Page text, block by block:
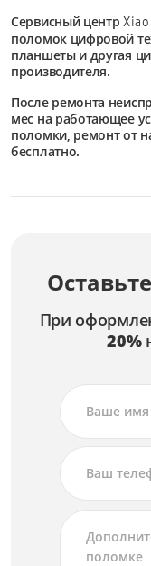
Сервисный центр
поломок цифровой
планшеты и другая
производителя.
После ремонта
мес на работающее
поломки, ремонт от
бесплатно.
При
20%